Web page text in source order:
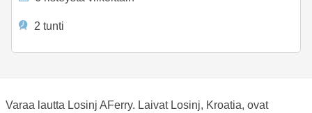
2 tunti
Varaa lautta Losinj AFerry. Laivat Losinj, Kroatia, ovat